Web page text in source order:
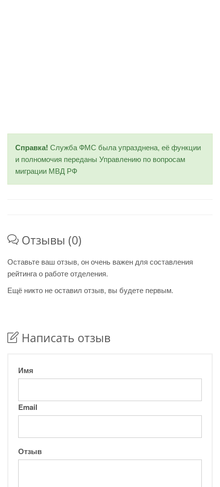
Справка! Служба ФМС была упразднена, её функции
и полномочия переданы Управлению по вопросам
миграции МВД РФ
Отзывы (0)
Оставьте ваш отзыв, он очень важен для составления
рейтинга о работе отделения.
Ещё никто не оставил отзыв, вы будете первым.
Написать отзыв
Имя
Email
Отзыв